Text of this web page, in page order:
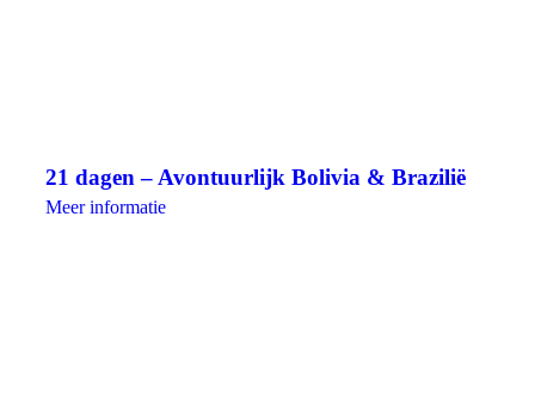
21 dagen – Avontuurlijk Bolivia & Brazilië
Meer informatie